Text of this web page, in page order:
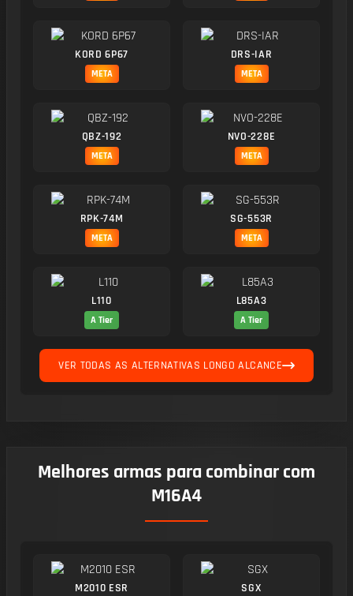
KORD 6P67
META
DRS-IAR
META
QBZ-192
META
NVO-228E
META
RPK-74M
META
SG-553R
META
L110
A Tier
L85A3
A Tier
VER TODAS AS ALTERNATIVAS LONGO ALCANCE
Melhores armas para combinar com
M16A4
M2010 ESR SGX